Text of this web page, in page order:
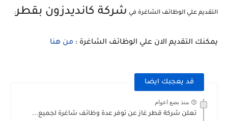
التقديم علي الوظائف الشاغرة في شركة كانديدزون بقطر:
يمكنك التقديم الان علي الوظائف الشاغرة : من هنا
قد يعجبك ايضا
منذ بضع اعوام
تعلن شركة قطر غاز عن توفر عدة وظائف شاغرة لجميع...